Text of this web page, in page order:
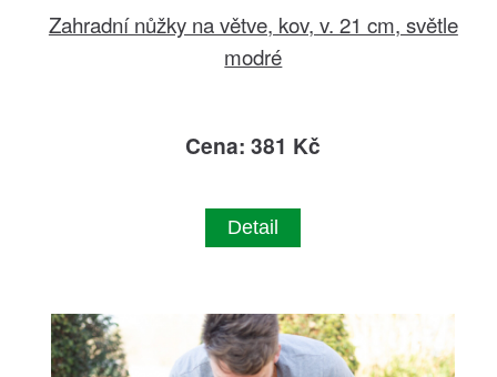
Zahradní nůžky na větve, kov, v. 21 cm, světle
modré
Cena: 381 Kč
Detail